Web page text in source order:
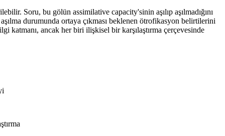
Soru, bu gölün assimilative capacity'sinin aşılıp aşılmadığını
durumunda ortaya çıkması beklenen ötrofikasyon belirtilerini
katmanı, ancak her biri ilişkisel bir karşılaştırma çerçevesinde